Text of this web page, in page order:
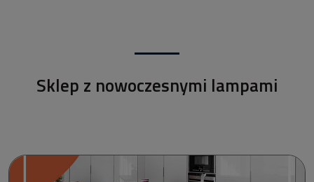
Sklep z nowoczesnymi lampami